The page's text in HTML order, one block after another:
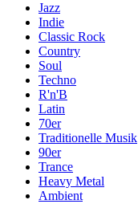
Jazz
Indie
Classic Rock
Country
Soul
Techno
R'n'B
Latin
70er
Traditionelle Musik
90er
Trance
Heavy Metal
Ambient